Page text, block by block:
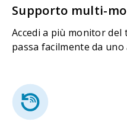
Supporto multi-
Accedi a più monitor
passa facilmente da